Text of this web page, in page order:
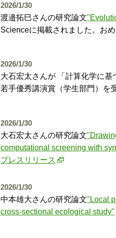
2026/1/30
渡邉拓巳さんの研究論文
Scienceに掲載されました。お
2026/1/30
大石宏太さんが 「計算化学に
若手優秀講演賞（学生部門）を
2026/1/30
大石宏太さんの研究論文
computational screening with
プレスリリース
2026/1/30
中本雄大さんの研究論文"Local
cross-sectional ecological study"